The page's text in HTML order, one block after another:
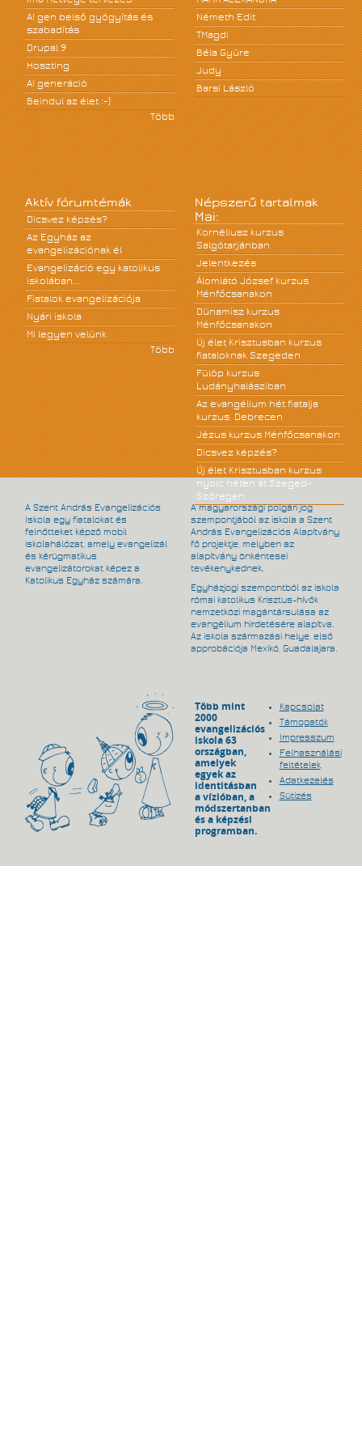
A! gen belső gyógyítás és
szabadítás
Drupal 9
Hoszting
A! generáció
Beindul az élet :-)
Több
Németh Edit
TMagdi
Béla Gyüre
Judy
Barsi László
Aktív fórumtémák
Dicsvez képzés?
Az Egyház az
evangelizációnak él
Evangelizáció egy katolikus
iskolában...
Fiatalok evangelizációja
Nyári iskola
Mi legyen velünk
Több
Népszerű tartalmak
Mai:
Kornéliusz kurzus
Salgótarjánban
Jelentkezés
Álomlátó József kurzus
Ménfőcsanakon
Dünamisz kurzus
Ménfőcsanakon
Új élet Krisztusban kurzus
fiataloknak Szegeden
Fülöp kurzus
Ludányhalásziban
Az evangélium hét fiatalja
kurzus, Debrecen
Jézus kurzus Ménfőcsanakon
Dicsvez képzés?
Új élet Krisztusban kurzus
nyolc héten át Szeged-
Szőregen
A Szent András Evangelizációs
Iskola egy fiatalokat és
felnőtteket képző mobil
iskolahálózat, amely evangelizál
és kérügmatikus
evangelizátorokat képez a
Katolikus Egyház számára.
A magyarországi polgári jog
szempontjából az iskola a Szent
András Evangelizációs Alapítvány
fő projektje, melyben az
alapítvány önkéntesei
tevékenykednek.
Egyházjogi szempontból az iskola
római katolikus Krisztus-hívők
nemzetközi magántársulása az
evangélium hirdetésére alapítva.
Az iskola származási helye, első
approbációja Mexikó, Guadalajara.
Több mint
2000
evangelizációs
iskola 63
országban,
amelyek
egyek az
identitásban
a vízióban, a
módszertanban
és a képzési
programban.
Kapcsolat
Támogatók
Impresszum
Felhasználási
feltételek
Adatkezelés
Sütizés